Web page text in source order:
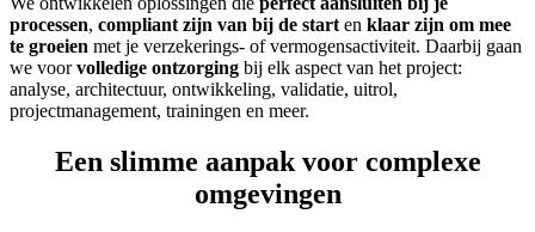
processen, compliant zijn van bij de start en klaar zijn om mee
te groeien met je verzekerings- of vermogensactiviteit. Daarbij gaan
we voorvolledige ontzorging bij elk aspect van het project:
analyse, architectuur, ontwikkeling, validatie, uitrol,
projectmanagement, trainingen en meer.
Een slimme aanpakvoor complexe
omgevingen